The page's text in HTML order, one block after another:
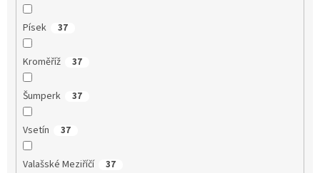
Písek 37
Kroměříž 37
Šumperk 37
Vsetín 37
Valašské Meziříčí 37